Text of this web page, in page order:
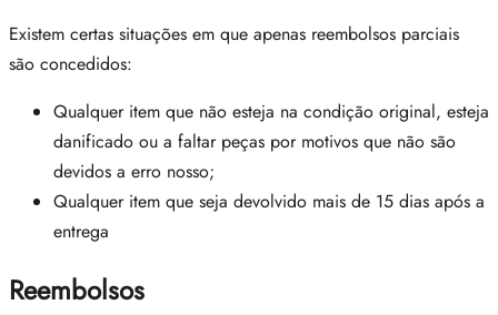
Existem certas situações em que apenas reembolsos parciais
são concedidos:
Qualquer item que não esteja na condição original, esteja
danificado ou a faltar peças por motivos que não são
devidos a erro nosso;
Qualquer item que seja devolvido mais de 15 dias após a
entrega
Reembolsos